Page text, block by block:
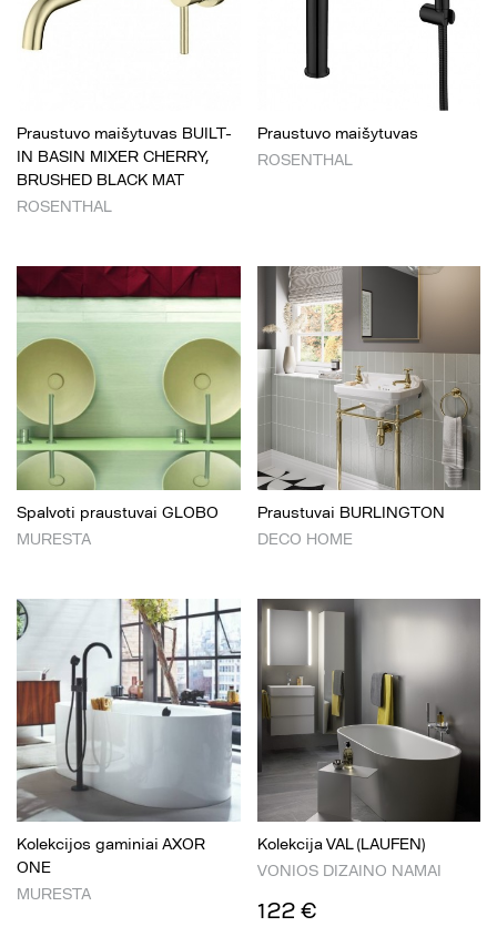
Praustuvo maišytuvas BUILT-
IN BASIN MIXER CHERRY,
BRUSHED BLACK MAT
ROSENTHAL
Praustuvo maišytuvas
ROSENTHAL
Spalvoti praustuvai GLOBO
MURESTA
Praustuvai BURLINGTON
DECO HOME
Kolekcijos gaminiai AXOR
ONE
MURESTA
Kolekcija VAL (LAUFEN)
VONIOS DIZAINO NAMAI
122 €